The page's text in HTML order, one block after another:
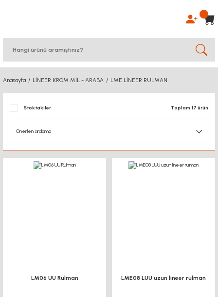
Anasayfa LİNEER KROM MİL - ARABA LME LİNEER RULMAN
Stoktakiler Toplam 17 ürün
LM06 UU Rulman LME08 LUU uzun lineer rulman